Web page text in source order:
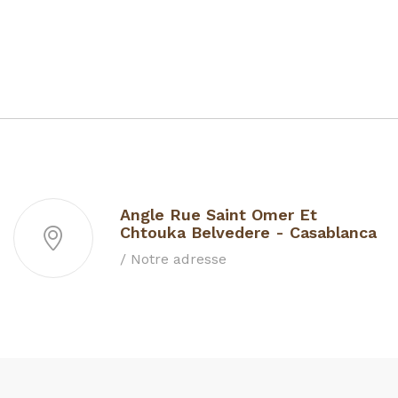
Angle Rue Saint Omer Et
Chtouka Belvedere - Casablanca
/ Notre adresse